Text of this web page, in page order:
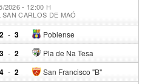
2026 - 12:00 H
CARLOS DE MAÓ
2 - Poblense
3
3 - Pla de Na Tesa
2
4 - San Francisco "B"
2